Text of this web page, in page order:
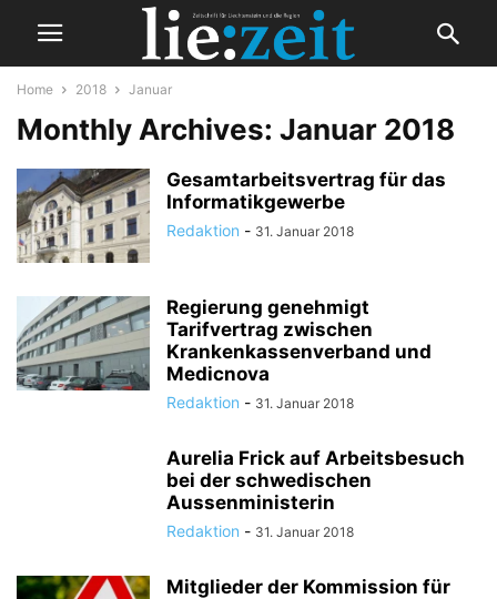
Home 2018 Januar
Monthly Archives: Januar 2018
Gesamtarbeitsvertrag für das
Informatikgewerbe
Redaktion - 31. Januar 2018
Regierung genehmigt
Tarifvertrag zwischen
Krankenkassenverband und
Medicnova
Redaktion - 31. Januar 2018
Aurelia Frick auf Arbeitsbesuch
bei der schwedischen
Aussenministerin
Redaktion - 31. Januar 2018
Mitglieder der Kommission für